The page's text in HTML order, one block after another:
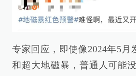
专家回应，即使像2024年5月
和超大地磁暴，普通人可能